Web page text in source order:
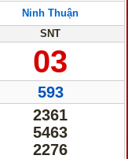
Ninh Thuận
SNT
03
593
2361
5463
2276